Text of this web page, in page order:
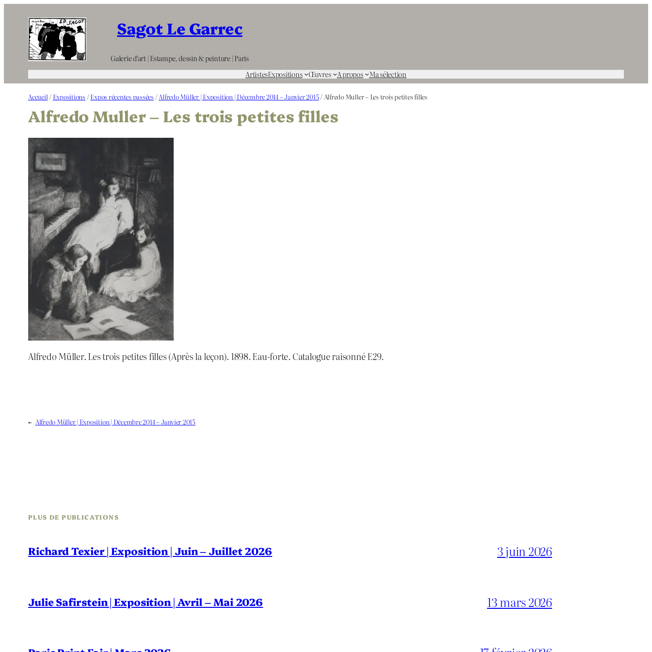
contenu
Sagot Le Garrec
Galerie d’art | Estampe, dessin & peinture | Paris
ArtistesExpositions Œuvres A propos Ma sélection
Accueil / Expositions /Expos récentes passées /Alfredo Müller | Exposition | Décembre 2014 – Janvier 2015 / Alfredo Muller – Les trois petites filles
Alfredo Muller – Les trois petites filles
Alfredo Müller. Les trois petites filles (Après la leçon). 1898. Eau-forte. Catalogue raisonné E29.
← Alfredo Müller | Exposition | Décembre 2014 – Janvier 2015
PLUS DE PUBLICATIONS
Richard Texier | Exposition | Juin – Juillet 2026 3 juin 2026
Julie Safirstein | Exposition | Avril – Mai 2026 13 mars 2026